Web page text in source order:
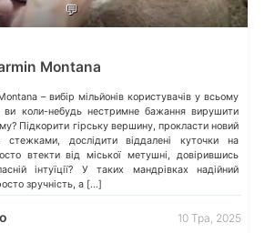
💬
Montana
– вибір мільйонів користувачів у всьому
ви коли-небудь нестримне бажання вирушити
Підкорити гірську вершину, прокласти новий
дослідити віддалені куточки на
втекти від міської метушні, довірившись
інтуїції? У таких мандрівках надійний
зручність, а […]
10 Тра, 2025